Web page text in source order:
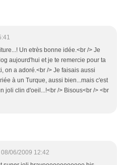
Un etrès bonne idée.<br /> Je
aujourd'hui et je te remercie pour ta
on a adoré.<br /> Je faisais aussi
à un Turque, aussi bien...mais c'est
joli clin d'oeil...!<br /> Bisous<br /> <br
08/06/2009 12:42